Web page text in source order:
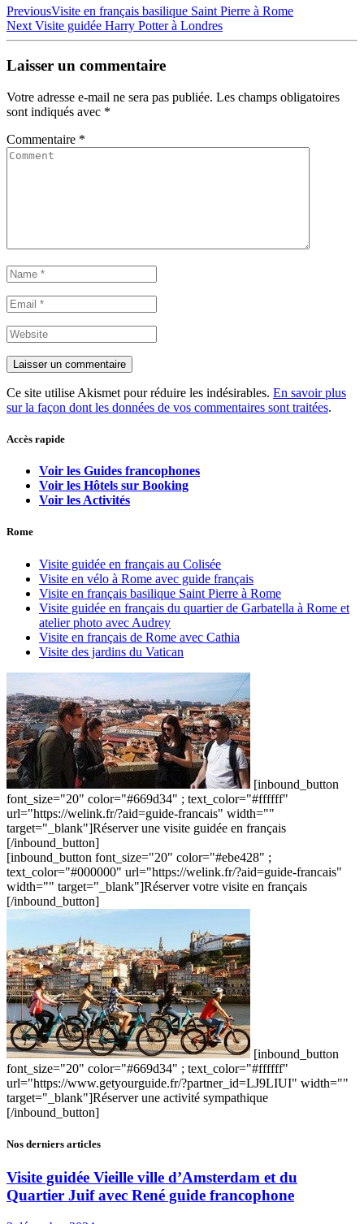
Navigation
de
l’article
PreviousPrevious
post:
Visite en français basilique Saint Pierre à Rome
Next Next
post:
Visite guidée Harry Potter à Londres
Laisser un commentaire
Votre adresse e-mail ne sera pas publiée. Les champs obligatoires
sont indiqués avec *
Commentaire *
Ce site utilise Akismet pour réduire les indésirables. En savoir plus
sur la façon dont les données de vos commentaires sont traitées.
Accès rapide
Voir les Guides francophones
Voir les Hôtels sur Booking
Voir les Activités
Rome
Visite guidée en français au Colisée
Visite en vélo à Rome avec guide français
Visite en français basilique Saint Pierre à Rome
Visite guidée en français du quartier de Garbatella à Rome et
atelier photo avec Audrey
Visite en français de Rome avec Cathia
Visite des jardins du Vatican
[inbound_button
font_size="20" color="#669d34" ; text_color="#ffffff"
url="https://welink.fr/?aid=guide-francais" width=""
target="_blank"]Réserver une visite guidée en français
[/inbound_button]
[inbound_button font_size="20" color="#ebe428" ;
text_color="#000000" url="https://welink.fr/?aid=guide-francais"
width="" target="_blank"]Réserver votre visite en français
[/inbound_button]
[inbound_button
font_size="20" color="#669d34" ; text_color="#ffffff"
url="https://www.getyourguide.fr/?partner_id=LJ9LIUI" width=""
target="_blank"]Réserver une activité sympathique
[/inbound_button]
Nos derniers articles
Visite guidée Vieille ville d’Amsterdam et du
Quartier Juif avec René guide francophone